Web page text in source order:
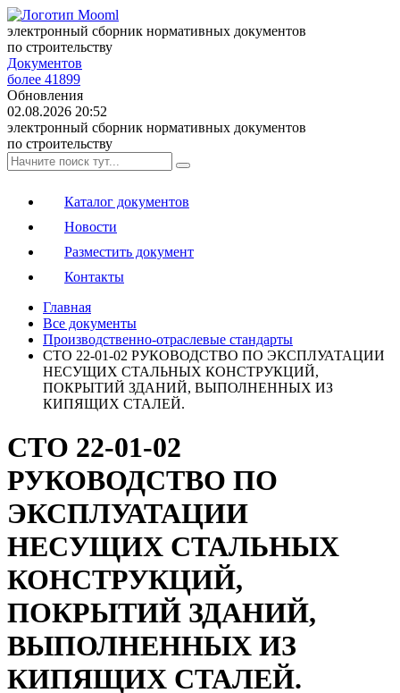
электронный сборник нормативных документов
по строительству
Документов
более 41899
Обновления
02.08.2026 20:52
электронный сборник нормативных документов
по строительству
Каталог документов
Новости
Разместить документ
Контакты
Главная
Все документы
Производственно-отраслевые стандарты
СТО 22-01-02 РУКОВОДСТВО ПО ЭКСПЛУАТАЦИИ
НЕСУЩИХ СТАЛЬНЫХ КОНСТРУКЦИЙ,
ПОКРЫТИЙ ЗДАНИЙ, ВЫПОЛНЕННЫХ ИЗ
КИПЯЩИХ СТАЛЕЙ.
СТО 22-01-02
РУКОВОДСТВО ПО
ЭКСПЛУАТАЦИИ
НЕСУЩИХ СТАЛЬНЫХ
КОНСТРУКЦИЙ,
ПОКРЫТИЙ ЗДАНИЙ,
ВЫПОЛНЕННЫХ ИЗ
КИПЯЩИХ СТАЛЕЙ.